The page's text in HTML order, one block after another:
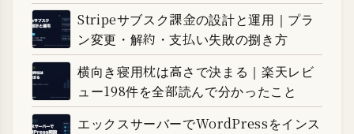
Stripeサブスク課金の設計と運用｜プラ
ン変更・解約・支払い失敗の捌き方
横向き寝用枕は高さで決まる｜楽天レビ
ュー198件を全部読んで分かったこと
エックスサーバーでWordPressをインス